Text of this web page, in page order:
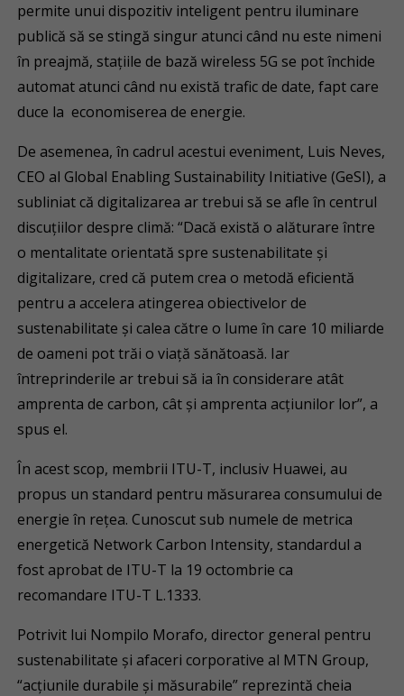
permite unui dispozitiv inteligent pentru iluminare
publică să se stingă singur atunci când nu este nimeni
în preajmă, stațiile de bază wireless 5G se pot închide
automat atunci când nu există trafic de date, fapt care
duce la economiserea de energie.
De asemenea, în cadrul acestui eveniment, Luis Neves,
CEO al Global Enabling Sustainability Initiative (GeSI), a
subliniat că digitalizarea ar trebui să se afle în centrul
discuțiilor despre climă: “Dacă există o alăturare între
o mentalitate orientată spre sustenabilitate și
digitalizare, cred că putem crea o metodă eficientă
pentru a accelera atingerea obiectivelor de
sustenabilitate și calea către o lume în care 10 miliarde
de oameni pot trăi o viață sănătoasă. Iar
întreprinderile ar trebui să ia în considerare atât
amprenta de carbon, cât și amprenta acțiunilor lor”, a
spus el.
În acest scop, membrii ITU-T, inclusiv Huawei, au
propus un standard pentru măsurarea consumului de
energie în rețea. Cunoscut sub numele de metrica
energetică Network Carbon Intensity, standardul a
fost aprobat de ITU-T la 19 octombrie ca
recomandare ITU-T L.1333.
Potrivit lui Nompilo Morafo, director general pentru
sustenabilitate și afaceri corporative al MTN Group,
“acțiunile durabile și măsurabile” reprezintă cheia